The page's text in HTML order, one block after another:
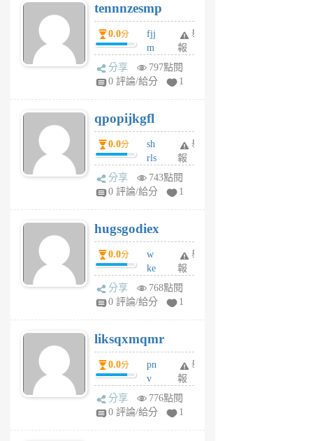
6
個
月
前
tennnzesmp
0.0分
fjj
m
w
rs
6
個
月
前
舉
報
分享
797點閱
0 評論/給分
1
qpopijkgfl
0.0分
sh
rls
k
m
6
個
月
前
舉
報
分享
743點閱
0 評論/給分
1
hugsgodiex
0.0分
w
ke
rv
pj
6
個
月
前
舉
報
分享
768點閱
0 評論/給分
1
liksqxmqmr
0.0分
pn
v
wt
sv
舉
報
分享
776點閱
0 評論/給分
1